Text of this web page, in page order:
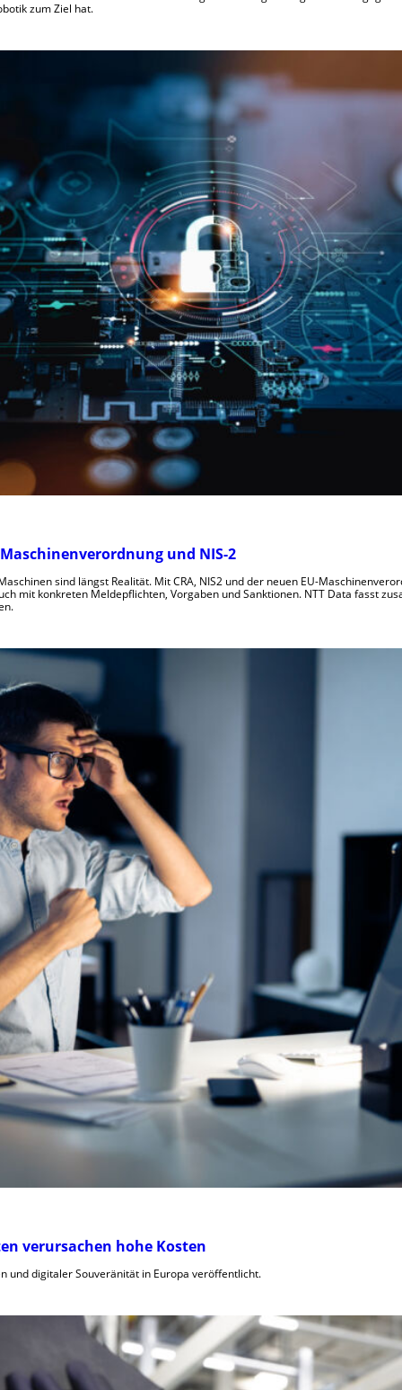
zum Ziel hat.
und NIS-2
sind längst Realität. Mit CRA, NIS2 und der neuen EU-
mit konkreten Meldepflichten, Vorgaben und Sanktionen. NTT Data fasst
verursachen hohe Kosten
und digitaler Souveränität in Europa veröffentlicht.